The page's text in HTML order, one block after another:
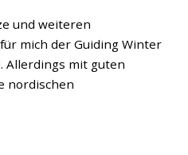
und weiteren
mich der Guiding Winter
Allerdings mit guten
nordischen